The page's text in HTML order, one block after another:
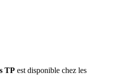
TP est disponible chez les